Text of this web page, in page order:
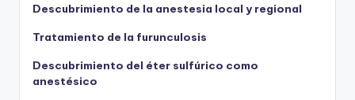
Descubrimiento de la anestesia local y regional
Tratamiento de la furunculosis
Descubrimiento del éter sulfúrico como
anestésico